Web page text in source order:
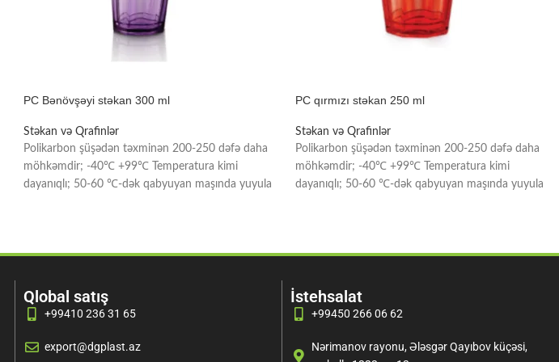
PC Bənövşəyi stəkan 300 ml
Stəkan və Qrafinlər
Polikarbon şüşədən təxminən 200-250 dəfə daha
möhkəmdir; -40℃ +99℃ Temperatura kimi
dayanıqlı; 50-60 ℃-dək qabyuyan maşında yuyula
PC qırmızı stəkan 250 ml
Stəkan və Qrafinlər
Polikarbon şüşədən təxminən 200-250 dəfə daha
möhkəmdir; -40℃ +99℃ Temperatura kimi
dayanıqlı; 50-60 ℃-dək qabyuyan maşında yuyula
Qlobal satış
+99410 236 31 65
export@dgplast.az
İstehsalat
+99450 266 06 62
Nərimanov rayonu, Ələsgər Qayıbov küçəsi,